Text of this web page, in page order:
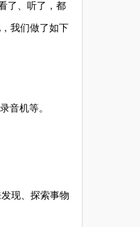
了、听了，都
我们做了如下
音机等。
现、探索事物